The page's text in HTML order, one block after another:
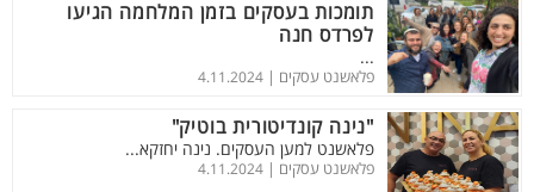
תומכות בעסקים בזמן המלחמה הגיעו
לפרדס חנה
...
פלאשנט עסקים | 4.11.2024
"נינה קונדיטורית בוטיק"
פלאשנט למען העסקים. נינה יחזקא...
פלאשנט עסקים | 4.11.2024